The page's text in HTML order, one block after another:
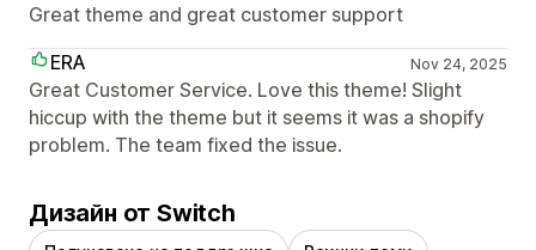
Great theme and great customer support
ERA
Nov 24, 2025
Great Customer Service. Love this theme! Slight
hiccup with the theme but it seems it was a shopify
problem. The team fixed the issue.
Дизайн от Switch